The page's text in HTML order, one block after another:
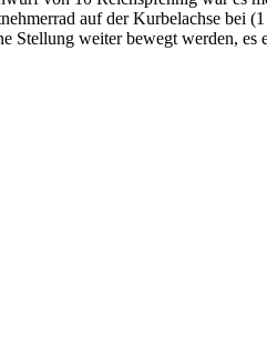
auf der Kurbelachse bei
weiter bewegt werden,